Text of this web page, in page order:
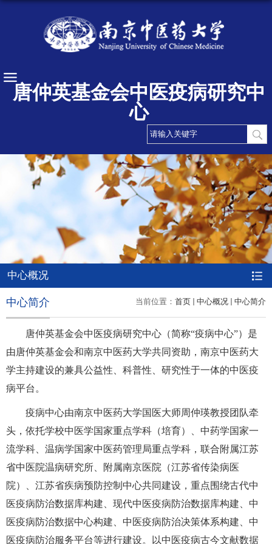
唐仲英基金会中医疫病研究中
心
中心概况
当前位置： 首页 中心概况 中心简介
中心简介
唐仲英基金会中医疫病研究中心（简称“疫病中心”）是
由唐仲英基金会和南京中医药大学共同资助，南京中医药大
学主持建设的兼具公益性、科普性、研究性于一体的中医疫
病平台。
疫病中心由南京中医药大学国医大师周仲瑛教授团队牵
头，依托学校中医学国家重点学科（培育）、中药学国家一
流学科、温病学国家中医药管理局重点学科，联合附属江苏
省中医院温病研究所、附属南京医院（江苏省传染病医
院）、江苏省疾病预防控制中心共同建设，重点围绕古代中
医疫病防治数据库构建、现代中医疫病防治数据库构建、中
医疫病防治数据中心构建、中医疫病防治决策体系构建、中
医疫病防治服务平台等进行建设。以中医疫病古今文献数据